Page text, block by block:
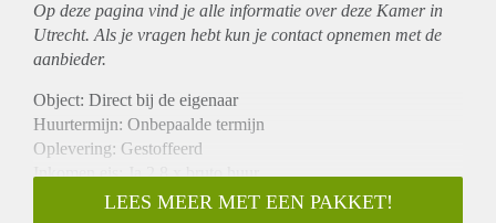
Op deze pagina vind je alle informatie over deze Kamer in
Utrecht. Als je vragen hebt kun je contact opnemen met de
aanbieder.
Object: Direct bij de eigenaar
Huurtermijn: Onbepaalde termijn
Oplevering: Gestoffeerd
Inkomen eis: Ja 2,8 x bruto huur
Garantiestelling mogelijk: Ja
LEES MEER MET EEN PAKKET!